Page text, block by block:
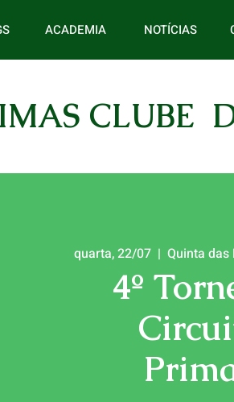
ACADEMIA NOTÍCIAS
CLUBE
quarta, 22/07
  |
Quinta das
4º